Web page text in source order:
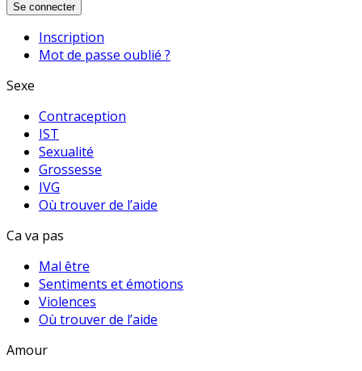
Se connecter
Inscription
Mot de passe oublié ?
Sexe
Contraception
IST
Sexualité
Grossesse
IVG
Où trouver de l’aide
Ca va pas
Mal être
Sentiments et émotions
Violences
Où trouver de l’aide
Amour